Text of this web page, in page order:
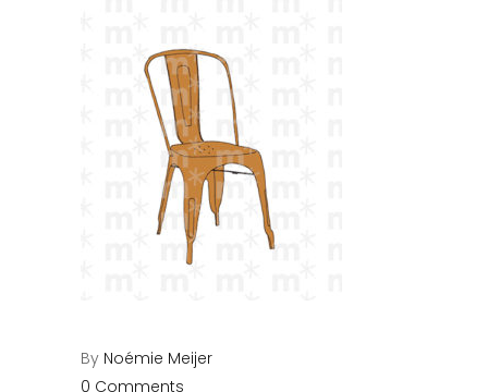
By Noémie Meijer
0 Comments